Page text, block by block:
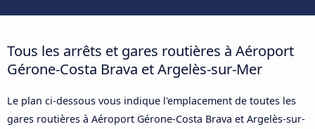
Tous les arrêts et gares routières à Aéroport
Gérone-Costa Brava et Argelès-sur-Mer
Le plan ci-dessous vous indique l'emplacement de toutes les
gares routières à Aéroport Gérone-Costa Brava et Argelès-sur-